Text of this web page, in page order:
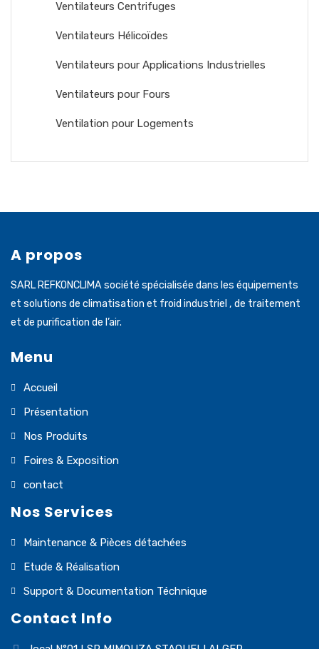
Ventilateurs Centrifuges
Ventilateurs Hélicoïdes
Ventilateurs pour Applications Industrielles
Ventilateurs pour Fours
Ventilation pour Logements
A propos
SARL REFKONCLIMA société spécialisée dans les équipements
et solutions de climatisation et froid industriel , de traitement
et de purification de l’air.
Menu
Accueil
Présentation
Nos Produits
Foires & Exposition
contact
Nos Services
Maintenance & Pièces détachées
Etude & Réalisation
Support & Documentation Téchnique
Contact Info